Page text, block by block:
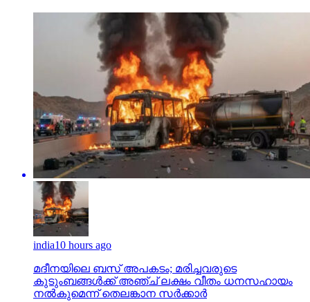
india10 hours ago
മദീനയിലെ ബസ് അപകടം; മരിച്ചവരുടെ
കുടുംബങ്ങള്‍ക്ക് അഞ്ച് ലക്ഷം വീതം ധനസഹായം
നല്‍കുമെന്ന് തെലങ്കാന സര്‍ക്കാര്‍